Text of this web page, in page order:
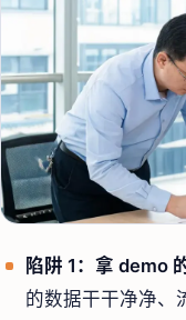
陷阱 1：拿 demo
的数据干干净净、